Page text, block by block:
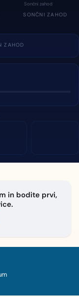
Sončni zahod
SONČNI ZAHOD
ZAHOD
in bodite prvi,